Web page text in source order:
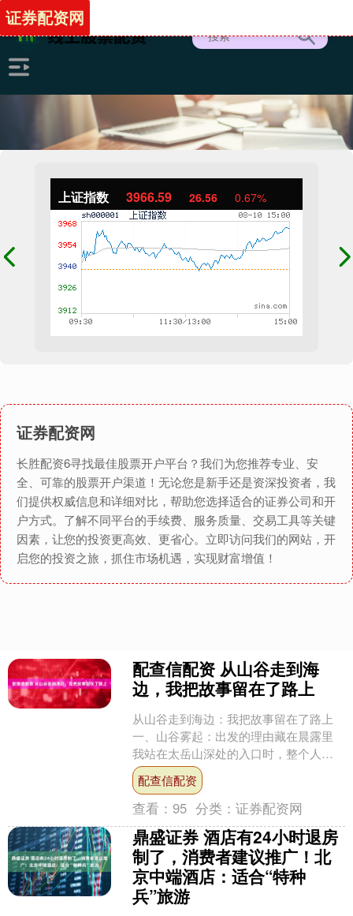
上证指数 3966.59 26.56 0.67%
证券配资网
长胜配资6寻找最佳股票开户平台？我们为您推荐专业、安
全、可靠的股票开户渠道！无论您是新手还是资深投资者，我
们提供权威信息和详细对比，帮助您选择适合的证券公司和开
户方式。了解不同平台的手续费、服务质量、交易工具等关键
因素，让您的投资更高效、更省心。立即访问我们的网站，开
启您的投资之旅，抓住市场机遇，实现财富增值！
证券配资网
配查信配资 从山谷走到海
边，我把故事留在了路上
从山谷走到海边：我把故事留在了路上
一、山谷雾起：出发的理由藏在晨露里
我站在太岳山深处的入口时，整个人还
带着半年来攒下的疲惫——连续三个月
的项目攻坚熬垮了作息....
配查信配资
查看：95 分类：证券配资网
鼎盛证券 酒店有24小时退房
制了，消费者建议推广！北
京中端酒店：适合“特种
兵”旅游